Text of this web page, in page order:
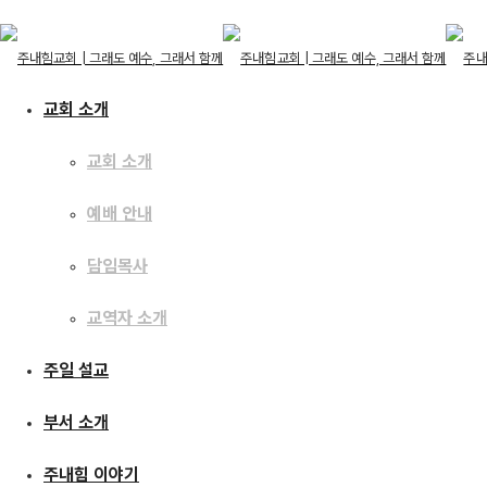
교회 소개
교회 소개
담임목사
주일 설교
주내힘 이야기
교회 소개
교회 소개
예배 안내
담임목사
교역자 소개
주일 설교
부서 소개
주내힘 이야기
주일 설교
[23.07.09] 신자의 정